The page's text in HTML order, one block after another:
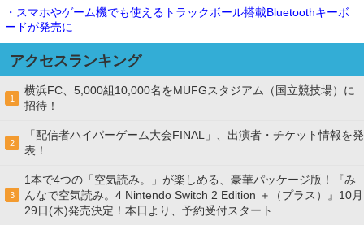
・スマホやゲーム機でも使えるトラックボール搭載Bluetoothキーボ
ードが発売に
アクセスランキング
1
横浜FC、5,000組10,000名をMUFGスタジアム（国立競技場）に
招待！
2
「配信者ハイパーゲーム大会FINAL」、出演者・チケット情報を発
表！
3
1本で4つの「空気読み。」が楽しめる、豪華パッケージ版！『み
んなで空気読み。4 Nintendo Switch 2 Edition ＋（プラス）』10月
29日(木)発売決定！本日より、予約受付スタート